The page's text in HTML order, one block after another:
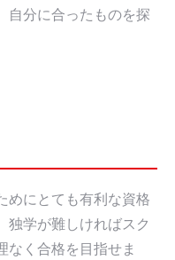
自分に合ったものを探
めにとても有利な資格
独学が難しければスク
なく合格を目指せま